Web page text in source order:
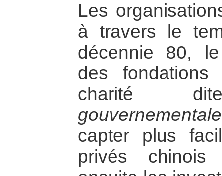
Les
à travers le
décennie 80,
des
charité
capter plus
privés